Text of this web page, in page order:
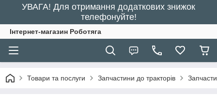
УВАГА! Для отримання додаткових знижок
телефонуйте!
Інтернет-магазин Роботяга
Товари та послуги Запчастини до тракторів